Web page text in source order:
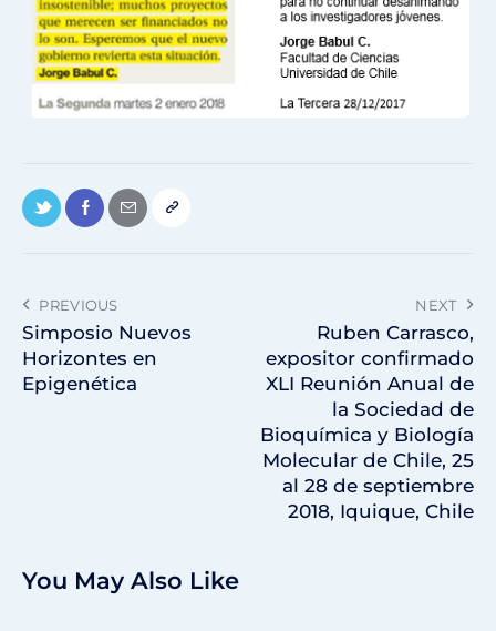
PREVIOUS
Simposio Nuevos
Horizontes en
Epigenética
NEXT
Ruben Carrasco,
expositor confirmado
XLI Reunión Anual de
la Sociedad de
Bioquímica y Biología
Molecular de Chile, 25
al 28 de septiembre
2018, Iquique, Chile
You May Also Like